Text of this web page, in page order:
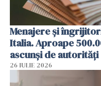
Menajere și
Italia. Aproape
ascunși de autorități
26 IULIE 2026